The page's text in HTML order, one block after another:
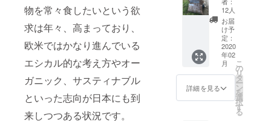
物を常々食したいという欲
求は年々、高まっており、
欧米ではかなり進んでいる
エシカル的な考え方やオー
ガニック、サスティナブル
といった志向が日本にも到
来しつつある状況です。
活用し
てくだ
さい。
使用 植
物性の
発酵堆
肥。 奈
良県吉
野で７
世代続
く山守
さんと
協業し
12人
お届
け予
定：
2020
年02
月
詳細を見る
こ
の
リ
タ
ー
ン
を
選
択
す
る